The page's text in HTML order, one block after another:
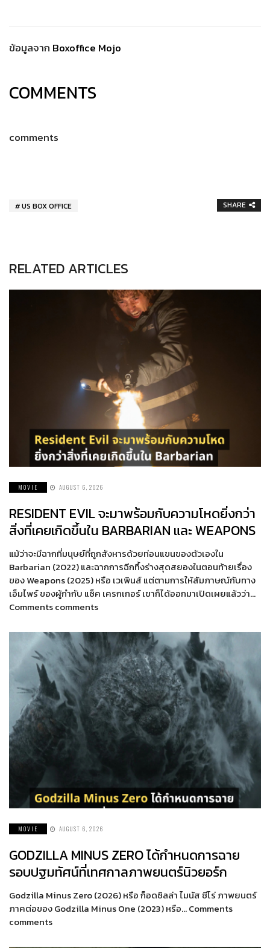
ข้อมูลจาก Boxoffice Mojo
COMMENTS
comments
US BOX OFFICE SHARE
RELATED ARTICLES
MOVIE AUGUST 6, 2026
RESIDENT EVIL จะมาพร้อมกับความโหดยิ่งกว่า
สิ่งที่เคยเกิดขึ้นใน BARBARIAN และ WEAPONS
แม้ว่าจะมีฉากที่มนุษย์ที่ถูกสังหารด้วยท่อนแขนของตัวเองใน
Barbarian (2022) และฉากการฉีกทึ้งร่างสุดสยองในตอนท้ายเรื่อง
ของ Weapons (2025) หรือ เวเพินส์ แต่ตามการให้สัมภาษณ์กับทาง
เอ็มไพร์ ของผู้กำกับ แซ็ค เครกเกอร์ เขาก็ได้ออกมาเปิดเผยแล้วว่า…
Comments comments
MOVIE AUGUST 6, 2026
GODZILLA MINUS ZERO ได้กำหนดการฉาย
รอบปฐมทัศน์ที่เทศกาลภาพยนตร์นิวยอร์ก
Godzilla Minus Zero (2026) หรือ ก็อดซิลล่า ไมนัส ซีโร่ ภาพยนตร์
ภาคต่อของ Godzilla Minus One (2023) หรือ… Comments
comments